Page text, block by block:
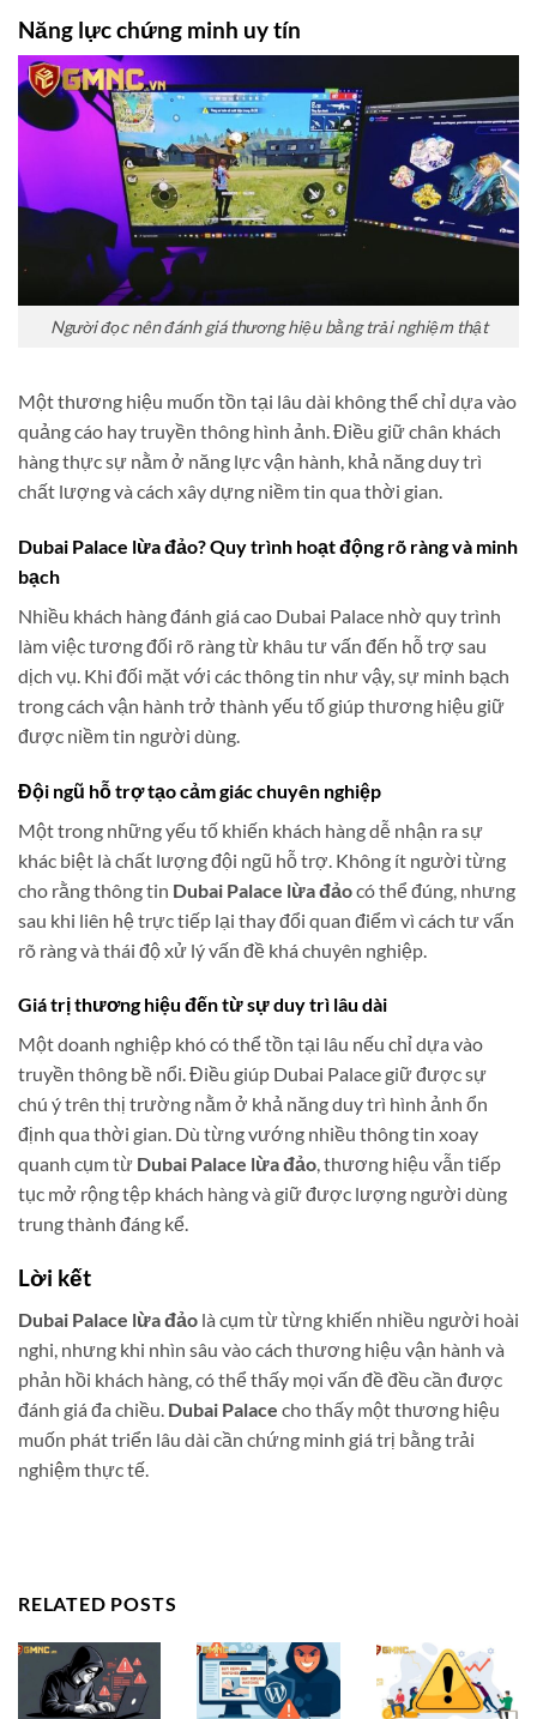
Năng lực chứng minh uy tín
Người đọc nên đánh giá thương hiệu bằng trải nghiệm thật
Một thương hiệu muốn tồn tại lâu dài không thể chỉ dựa vào
quảng cáo hay truyền thông hình ảnh. Điều giữ chân khách
hàng thực sự nằm ở năng lực vận hành, khả năng duy trì
chất lượng và cách xây dựng niềm tin qua thời gian.
Dubai Palace lừa đảo? Quy trình hoạt động rõ ràng và minh
bạch
Nhiều khách hàng đánh giá cao Dubai Palace nhờ quy trình
làm việc tương đối rõ ràng từ khâu tư vấn đến hỗ trợ sau
dịch vụ. Khi đối mặt với các thông tin như vậy, sự minh bạch
trong cách vận hành trở thành yếu tố giúp thương hiệu giữ
được niềm tin người dùng.
Đội ngũ hỗ trợ tạo cảm giác chuyên nghiệp
Một trong những yếu tố khiến khách hàng dễ nhận ra sự
khác biệt là chất lượng đội ngũ hỗ trợ. Không ít người từng
cho rằng thông tin Dubai Palace lừa đảocó thể đúng, nhưng
sau khi liên hệ trực tiếp lại thay đổi quan điểm vì cách tư vấn
rõ ràng và thái độ xử lý vấn đề khá chuyên nghiệp.
Giá trị thương hiệu đến từ sự duy trì lâu dài
Một doanh nghiệp khó có thể tồn tại lâu nếu chỉ dựa vào
truyền thông bề nổi. Điều giúp Dubai Palace giữ được sự
chú ý trên thị trường nằm ở khả năng duy trì hình ảnh ổn
định qua thời gian. Dù từng vướng nhiều thông tin xoay
quanh cụm từ Dubai Palace lừa đảo, thương hiệu vẫn tiếp
tục mở rộng tệp khách hàng và giữ được lượng người dùng
trung thành đáng kể.
Lời kết
Dubai Palace lừa đảo là cụm từ từng khiến nhiều người hoài
nghi, nhưng khi nhìn sâu vào cách thương hiệu vận hành và
phản hồi khách hàng, có thể thấy mọi vấn đề đều cần được
đánh giá đa chiều. Dubai Palace cho thấy một thương hiệu
muốn phát triển lâu dài cần chứng minh giá trị bằng trải
nghiệm thực tế.
RELATED POSTS